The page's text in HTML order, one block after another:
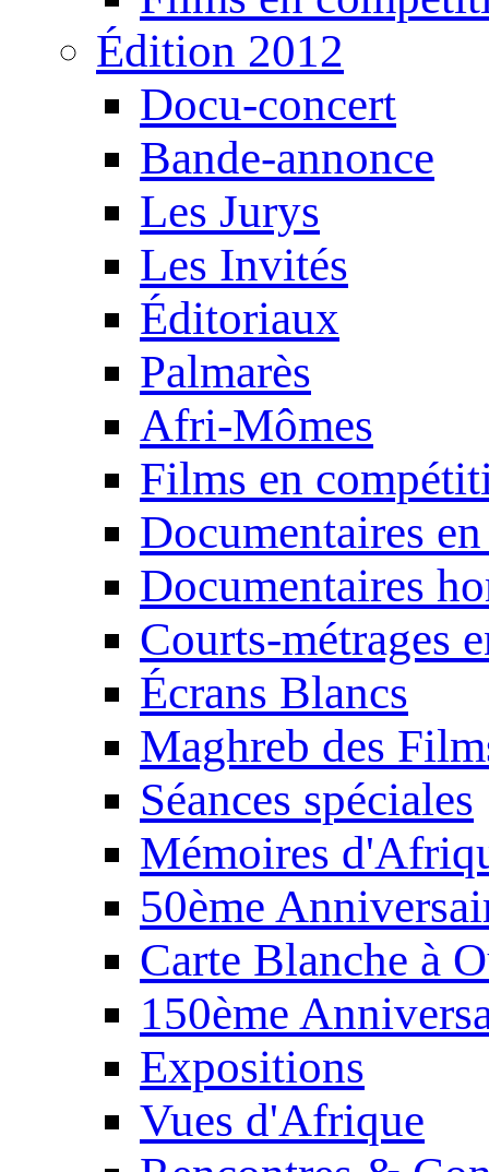
Édition 2012
Docu-concert
Bande-annonce
Les Jurys
Les Invités
Éditoriaux
Palmarès
Afri-Mômes
Films en
Documentaires
Documentaires
Courts-métrages
Écrans Blancs
Maghreb des
Séances spéciales
Mémoires
50ème
Carte Blanche à
150ème
Expositions
Vues d'Afrique